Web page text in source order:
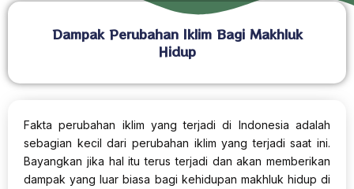
Dampak Perubahan Iklim Bagi Makhluk
Hidup
Fakta perubahan iklim yang terjadi di Indonesia adalah
sebagian kecil dari perubahan iklim yang terjadi saat ini.
Bayangkan jika hal itu terus terjadi dan akan memberikan
dampak yang luar biasa bagi kehidupan makhluk hidup di